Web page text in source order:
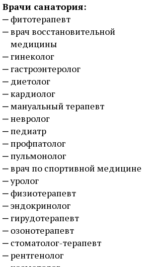
Врачи санатория:
фитотерапевт
врач восстановительной
медицины
гинеколог
гастроэнтеролог
диетолог
кардиолог
мануальный терапевт
невролог
педиатр
профпатолог
пульмонолог
врач по спортивной медицине
уролог
физиотерапевт
эндокринолог
гирудотерапевт
озонотерапевт
стоматолог-терапевт
рентгенолог